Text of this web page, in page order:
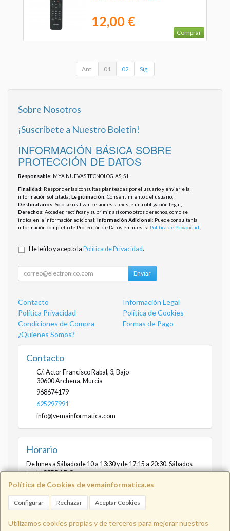
12,00 €
Comprar
Ant. 01 02 Sig.
Política de Cookies de vemainformatica.es
Configurar Rechazar Aceptar Cookies
Utilizamos cookies propias y de terceros para mejorar nuestros
Sobre Nosotros
¡Suscríbete a Nuestro Boletín!
INFORMACIÓN BÁSICA SOBRE
PROTECCIÓN DE DATOS
Responsable: MYA NUEVAS TECNOLOGIAS, S.L.
Finalidad: Responder las consultas planteadas por el usuario y enviarle la
información solicitada; Legitimación: Consentimiento del usuario;
Destinatarios: Solo se realizan cesiones si existe una obligación legal;
Derechos: Acceder, rectificar y suprimir, así como otros derechos, como se
indica en la información adicional; Información Adicional: Puede consultar la
información completa de Protección de Datos en nuestra Política de Privacidad
He leído y acepto la Política de Privacidad.
Enviar
Contacto
Información Legal
Política Privacidad
Política de Cookies
Condiciones de Compra
Formas de Pago
¿Quienes Somos?
Contacto
C/. Actor Francisco Rabal, 3, Bajo
30600Archena, Murcia
968674179
625297991
info@vemainformatica.com
Horario
De lunes a Sábado de 10 a 13:30 y de 17:15 a 20:30. Sábados
tarde CERRADO
Info@vemainformatica.com 625